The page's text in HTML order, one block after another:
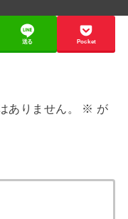
送る Pocket
ありません。 ※ が